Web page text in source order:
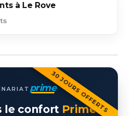
à Le Rove
30 JOURS OFFERTS
prime
le confort Prime